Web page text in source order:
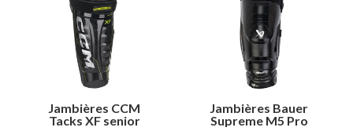
Jambières CCM
Tacks XF senior
Jambières Bauer
Supreme M5 Pro